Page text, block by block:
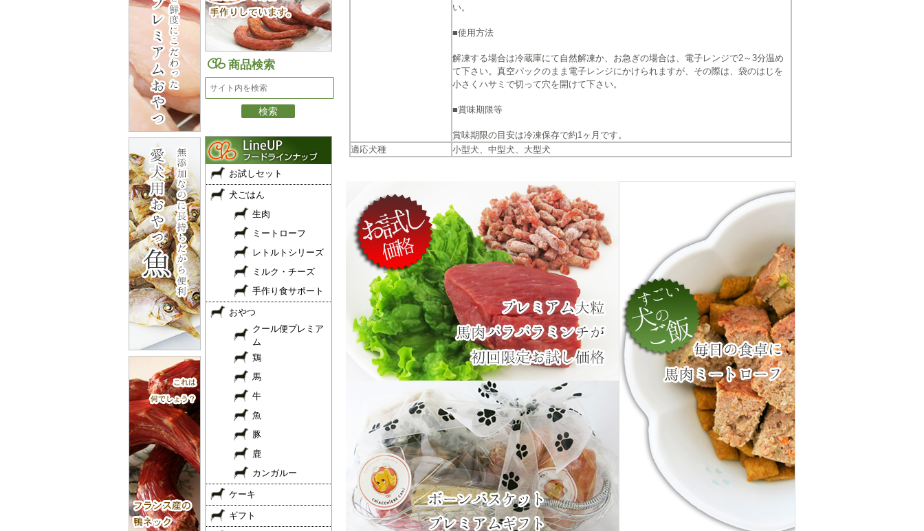
商品検索
お試しセット
犬ごはん
生肉
ミートローフ
レトルトシリーズ
ミルク・チーズ
手作り食サポート
おやつ
クール便プレミア
ム
鶏
馬
牛
魚
豚
鹿
カンガルー
ケーキ
ギフト
い。
■使用方法
解凍する場合は冷蔵庫にて自然解凍か、お急ぎの場合は、電子レンジで2～3分温め
て下さい。真空パックのまま電子レンジにかけられますが、その際は、袋のはじを
小さくハサミで切って穴を開けて下さい。
■賞味期限等
賞味期限の目安は冷凍保存で約1ヶ月です。
適応犬種
小型犬、中型犬、大型犬